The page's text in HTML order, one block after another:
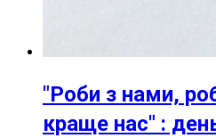
"Роби з нами,
краще нас" :